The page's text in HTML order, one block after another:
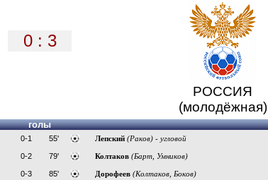
0 : 3
РОССИЯ
(молодёжная)
голы
0-1 55' Лепский (Раков) - угловой
0-2 79' Колтаков (Барт, Умников)
0-3 85' Дорофеев (Колтаков, Боков)